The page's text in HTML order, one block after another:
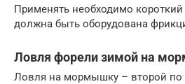
Применять необходимо
должна быть оборудована
Ловля форели зимой на
Ловля на мормышку – второй по